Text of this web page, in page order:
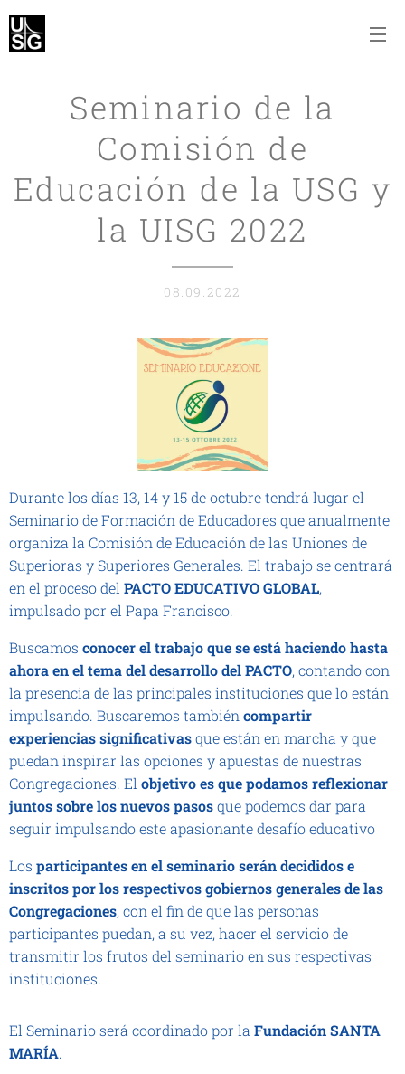
Seminario de la
Comisión de
Educación de la USG y
la UISG 2022
08.09.2022
Durante los días 13, 14 y 15 de octubre tendrá lugar el
Seminario de Formación de Educadores que anualmente
organiza la Comisión de Educación de las Uniones de
Superioras y Superiores Generales. El trabajo se centrará
en el proceso del PACTO EDUCATIVO GLOBAL,
impulsado por el Papa Francisco.
Buscamos conocer el trabajo que se está haciendo hasta
ahora en el tema del desarrollo del PACTO, contando con
la presencia de las principales instituciones que lo están
impulsando. Buscaremos también compartir
experiencias significativasque están en marcha y que
puedan inspirar las opciones y apuestas de nuestras
Congregaciones. El objetivo es que podamos reflexionar
juntos sobre los nuevos pasosque podemos dar para
seguir impulsando este apasionante desafío educativo
Los participantes en el seminario serán decididos e
inscritos por los respectivos gobiernos generales de las
Congregaciones, con el fin de que las personas
participantes puedan, a su vez, hacer el servicio de
transmitir los frutos del seminario en sus respectivas
instituciones.
El Seminario será coordinado por la Fundación SANTA
MARÍA.